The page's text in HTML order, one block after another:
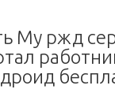
Му ржд